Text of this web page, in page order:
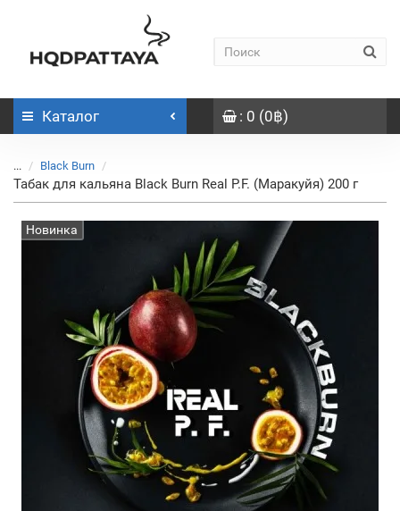
Каталог : 0 (0฿)
... Black Burn
Табак для кальяна Black Burn Real P.F. (Маракуйя) 200 г
Новинка